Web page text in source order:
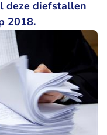
deze diefstallen
2018.